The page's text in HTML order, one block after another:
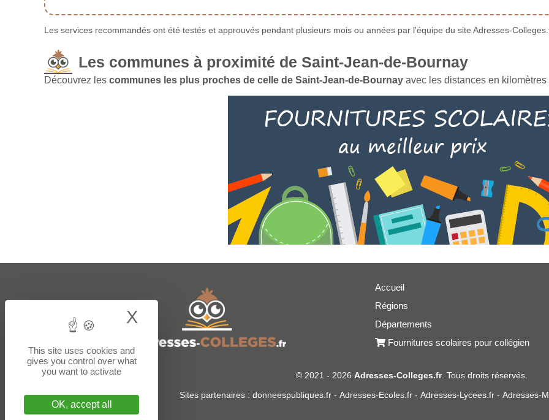
Les services recommandés ont été testés et approuvés pendant plusieurs mois ou années par l'équipe du site Adresses-
Les communes à proximité de Saint-Jean-de-Bournay
Découvrez les communes les plus proches de celle de Saint-Jean-de-Bournay avec les distances en
Accueil
Régions
Départements
Fournitures scolaires pour collégien
© 2021 - 2026 Adresses-Colleges.fr. Tous droits réservés.
Sites partenaires : donneespubliques.fr - Adresses-Ecoles.fr - Adresses-Lycees.fr - Adresses-
This site uses cookies and
gives you control over what
you want to activate
OK, accept all
X Hide cookie banner